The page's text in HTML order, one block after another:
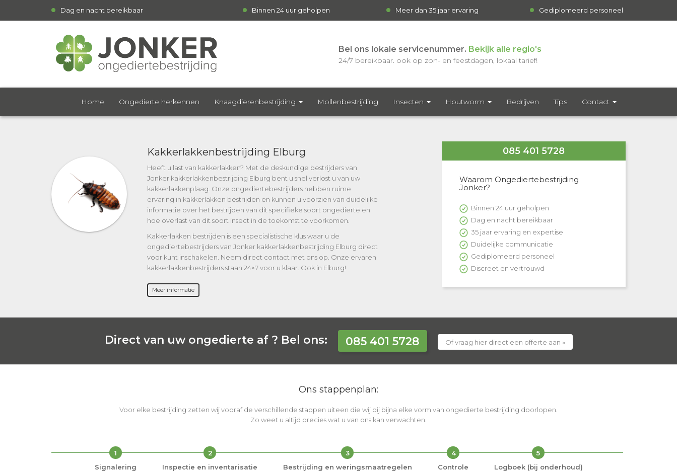
Dag en nacht bereikbaar Binnen 24 uur geholpen Meer dan 35 jaar ervaring Gediplomeerd personeel
Bel ons lokale servicenummer. Bekijk alle regio's
24/7 bereikbaar. ook op zon- en feestdagen, lokaal tarief!
Home Ongedierte herkennen Knaagdierenbestrijding Mollenbestrijding Insecten Houtworm Bedrijven Tips Contact
Kakkerlakkenbestrijding Elburg
Heeft u last van kakkerlakken? Met de deskundige bestrijders van
Jonker kakkerlakkenbestrijding Elburg bent u snel verlost u van uw
kakkerlakkenplaag. Onze ongediertebestrijders hebben ruime
ervaring in kakkerlakken bestrijden en kunnen u voorzien van duidelijke
informatie over het bestrijden van dit specifieke soort ongedierte en
hoe overlast van dit soort insect in de toekomst te voorkomen.
Kakkerlakken bestrijden is een specialistische klus waar u de
ongediertebestrijders van Jonker kakkerlakkenbestrijding Elburg direct
voor kunt inschakelen. Neem direct contact met ons op. Onze ervaren
kakkerlakkenbestrijders staan 24×7 voor u klaar. Ook in Elburg!
Meer informatie
085 401 5728
Waarom Ongediertebestrijding
Jonker?
Binnen 24 uur geholpen
Dag en nacht bereikbaar
35 jaar ervaring en expertise
Duidelijke communicatie
Gediplomeerd personeel
Discreet en vertrouwd
Direct van uw ongedierte af ? Bel ons: 085 401 5728 Of vraag hier direct een offerte aan »
Ons stappenplan:
Voor elke bestrijding zetten wij vooraf de verschillende stappen uiteen die wij bij bijna elke vorm van ongedierte bestrijding doorlopen.
Zo weet u altijd precies wat u van ons kan verwachten.
1
Signalering
2
Inspectie en inventarisatie
3
Bestrijding en weringsmaatregelen
4
Controle
5
Logboek (bij onderhoud)